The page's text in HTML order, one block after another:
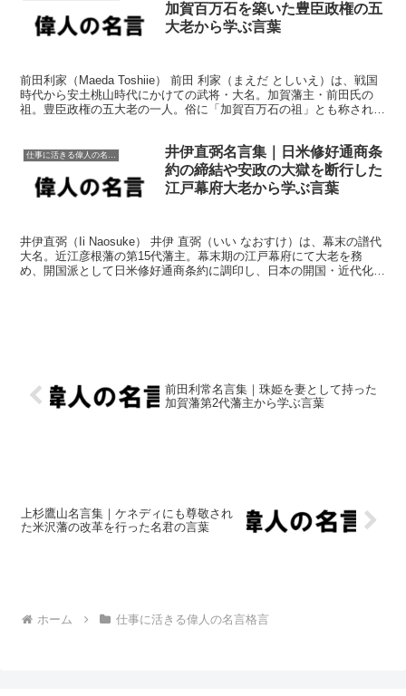
加賀百万石を築いた豊臣政権の五
大老から学ぶ言葉
前田利家（Maeda Toshiie） 前田 利家（まえだ としいえ）は、戦国
時代から安土桃山時代にかけての武将・大名。加賀藩主・前田氏の
祖。豊臣政権の五大老の一人。俗に「加賀百万石の祖」とも称される
井伊直弼名言集｜日米修好通商条
約の締結や安政の大獄を断行した
江戸幕府大老から学ぶ言葉
井伊直弼（Ii Naosuke） 井伊 直弼（いい なおすけ）は、幕末の譜代
大名。近江彦根藩の第15代藩主。幕末期の江戸幕府にて大老を務
め、開国派として日米修好通商条約に調印し、日本の開国・近代化を
前田利常名言集｜珠姫を妻として持った
加賀藩第2代藩主から学ぶ言葉
上杉鷹山名言集｜ケネディにも尊敬され
た米沢藩の改革を行った名君の言葉
ホーム 仕事に活きる偉人の名言格言